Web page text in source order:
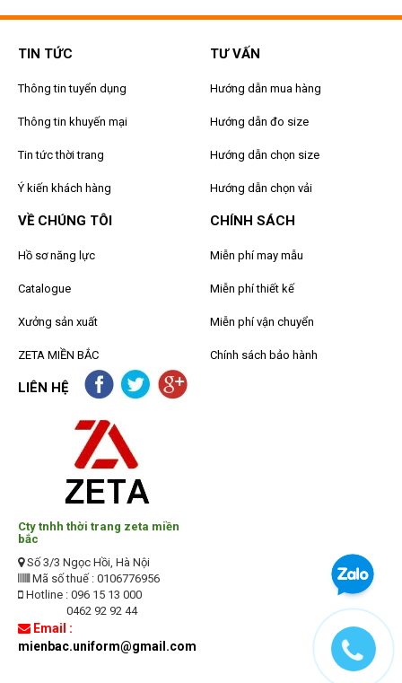
TIN TỨC
Thông tin tuyển dụng
Thông tin khuyến mại
Tin tức thời trang
Ý kiến khách hàng
TƯ VẤN
Hướng dẫn mua hàng
Hướng dẫn đo size
Hướng dẫn chọn size
Hướng dẫn chọn vải
VỀ CHÚNG TÔI
Hồ sơ năng lực
Catalogue
Xưởng sản xuất
ZETA MIỀN BẮC
CHÍNH SÁCH
Miễn phí may mẫu
Miễn phí thiết kế
Miễn phí vận chuyển
Chính sách bảo hành
LIÊN HỆ
Cty tnhh thời trang zeta miền
bắc
Số 3/3 Ngọc Hồi, Hà Nội
Mã số thuế : 0106776956
Hotline : 096 15 13 000
0462 92 92 44
Email :
mienbac.uniform@gmail.com